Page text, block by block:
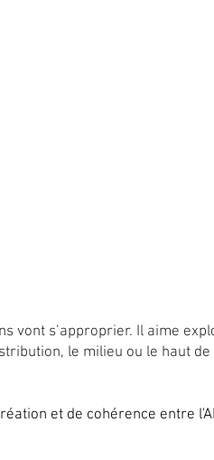
vont s’approprier. Il aime
le milieu ou le haut
et de cohérence entre